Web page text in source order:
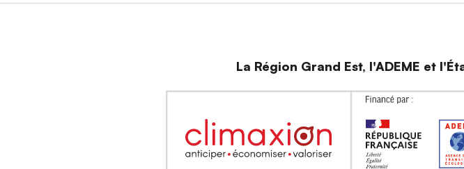
La Région Grand Est, l'ADEME et